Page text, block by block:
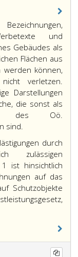
und
Gebäudes als
Flächen aus
werden können,
verletzen.
Darstellungen
die sonst als
des Oö.
sind.
durch
zulässigen
ist hinsichtlich
auf das
Schutzobjekte